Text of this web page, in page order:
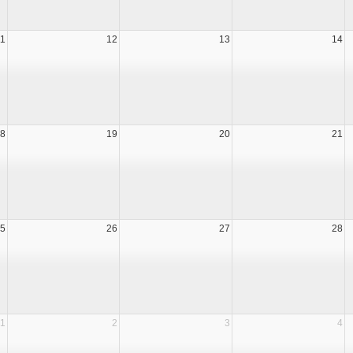
12 13 14
19 20 21
26 27 28
1 2 3 4